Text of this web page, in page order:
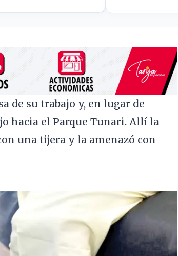
de su trabajo y, en lugar de
hacia el Parque Tunari. Allí la
una tijera y la amenazó con